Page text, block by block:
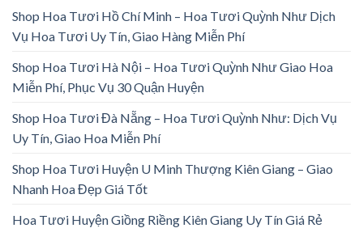
Shop Hoa Tươi Hồ Chí Minh – Hoa Tươi Quỳnh Như Dịch
Vụ Hoa Tươi Uy Tín, Giao Hàng Miễn Phí
Shop Hoa Tươi Hà Nội – Hoa Tươi Quỳnh Như Giao Hoa
Miễn Phí, Phục Vụ 30 Quận Huyện
Shop Hoa Tươi Đà Nẵng – Hoa Tươi Quỳnh Như: Dịch Vụ
Uy Tín, Giao Hoa Miễn Phí
Shop Hoa Tươi Huyện U Minh Thượng Kiên Giang – Giao
Nhanh Hoa Đẹp Giá Tốt
Hoa Tươi Huyện Giồng Riềng Kiên Giang Uy Tín Giá Rẻ